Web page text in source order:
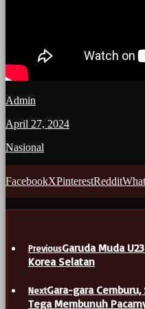
Admin
April 27, 2024
Nasional
FacebookXPinterestReddit
PreviousGaruda Muda
Korea Selatan
NextGara-gara
Tega Membunuh